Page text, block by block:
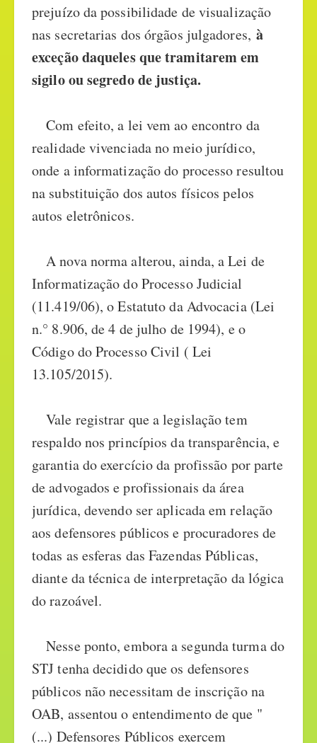
prejuízo da possibilidade de visualização
nas secretarias dos órgãos julgadores, à
exceção daqueles que tramitarem em
sigilo ou segredo de justiça.
Com efeito, a lei vem ao encontro da
realidade vivenciada no meio jurídico,
onde a informatização do processo resultou
na substituição dos autos físicos pelos
autos eletrônicos.
A nova norma alterou, ainda, a Lei de
Informatização do Processo Judicial
(11.419/06), o Estatuto da Advocacia (Lei
n.° 8.906, de 4 de julho de 1994), e o
Código do Processo Civil ( Lei
13.105/2015).
Vale registrar que a legislação tem
respaldo nos princípios da transparência, e
garantia do exercício da profissão por parte
de advogados e profissionais da área
jurídica, devendo ser aplicada em relação
aos defensores públicos e procuradores de
todas as esferas das Fazendas Públicas,
diante da técnica de interpretação da lógica
do razoável.
Nesse ponto, embora a segunda turma do
STJ tenha decidido que os defensores
públicos não necessitam de inscrição na
OAB, assentou o entendimento de que "
(...) Defensores Públicos exercem